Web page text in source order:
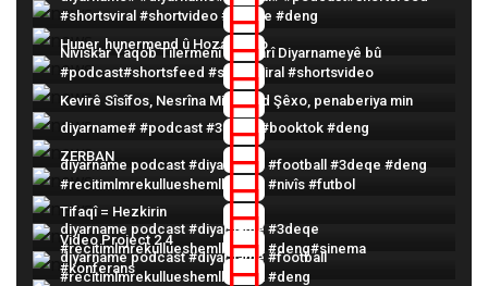
#shortsviral #shortvideo #3deqe #deng
Huner, hunermend û Hozan Dîno
Nivîskar Yaqob Tilermenî beşdarî Diyarnameyê bû
#podcast#shortsfeed #shortsviral #shortsvideo
Kevirê Sîsîfos, Nesrîna Mihemed Şêxo, penaberiya min
diyarname# #podcast #3deqe #booktok #deng
ZERBAN
diyarname podcast #diyarname #football #3deqe #deng
#recitimlmrekullueshemlkuranit #nivîs #futbol
Tifaqî = Hezkirin
Video Project 2 4
diyarname podcast #diyarname #3deqe
#recitimlmrekullueshemlkuranit #deng#sinema
#konferans
diyarname podcast #diyarname #football
#recitimlmrekullueshemlkuranit #deng